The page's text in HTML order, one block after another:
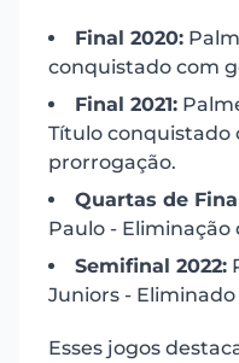
Final 2020:
conquistado com
Final 2021:
Título conquistado
prorrogação.
Quartas de
Paulo - Eliminação
Semifinal 2022:
Juniors -
Esses jogos